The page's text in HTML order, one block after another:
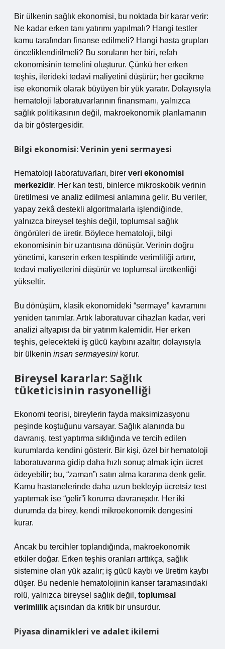
Bir ülkenin sağlık ekonomisi, bu noktada bir karar verir:
Ne kadar erken tanı yatırımı yapılmalı? Hangi testler
kamu tarafından finanse edilmeli? Hangi hasta grupları
önceliklendirilmeli? Bu soruların her biri, refah
ekonomisinin temelini oluşturur. Çünkü her erken
teşhis, ilerideki tedavi maliyetini düşürür; her gecikme
ise ekonomik olarak büyüyen bir yük yaratır. Dolayısıyla
hematoloji laboratuvarlarının finansmanı, yalnızca
sağlık politikasının değil, makroekonomik planlamanın
da bir göstergesidir.
Bilgi ekonomisi: Verinin yeni sermayesi
Hematoloji laboratuvarları, birer veri ekonomisi
merkezidir. Her kan testi, binlerce mikroskobik verinin
üretilmesi ve analiz edilmesi anlamına gelir. Bu veriler,
yapay zekâ destekli algoritmalarla işlendiğinde,
yalnızca bireysel teşhis değil, toplumsal sağlık
öngörüleri de üretir. Böylece hematoloji, bilgi
ekonomisinin bir uzantısına dönüşür. Verinin doğru
yönetimi, kanserin erken tespitinde verimliliği artırır,
tedavi maliyetlerini düşürür ve toplumsal üretkenliği
yükseltir.
Bu dönüşüm, klasik ekonomideki “sermaye” kavramını
yeniden tanımlar. Artık laboratuvar cihazları kadar, veri
analizi altyapısı da bir yatırım kalemidir. Her erken
teşhis, gelecekteki iş gücü kaybını azaltır; dolayısıyla
bir ülkenin insan sermayesini korur.
Bireysel kararlar: Sağlık
tüketicisinin rasyonelliği
Ekonomi teorisi, bireylerin fayda maksimizasyonu
peşinde koştuğunu varsayar. Sağlık alanında bu
davranış, test yaptırma sıklığında ve tercih edilen
kurumlarda kendini gösterir. Bir kişi, özel bir hematoloji
laboratuvarına gidip daha hızlı sonuç almak için ücret
ödeyebilir; bu, “zaman”ı satın alma kararına denk gelir.
Kamu hastanelerinde daha uzun bekleyip ücretsiz test
yaptırmak ise “gelir”i koruma davranışıdır. Her iki
durumda da birey, kendi mikroekonomik dengesini
kurar.
Ancak bu tercihler toplandığında, makroekonomik
etkiler doğar. Erken teşhis oranları arttıkça, sağlık
sistemine olan yük azalır; iş gücü kaybı ve üretim kaybı
düşer. Bu nedenle hematolojinin kanser taramasındaki
rolü, yalnızca bireysel sağlık değil, toplumsal
verimlilik açısından da kritik bir unsurdur.
Piyasa dinamikleri ve adalet ikilemi